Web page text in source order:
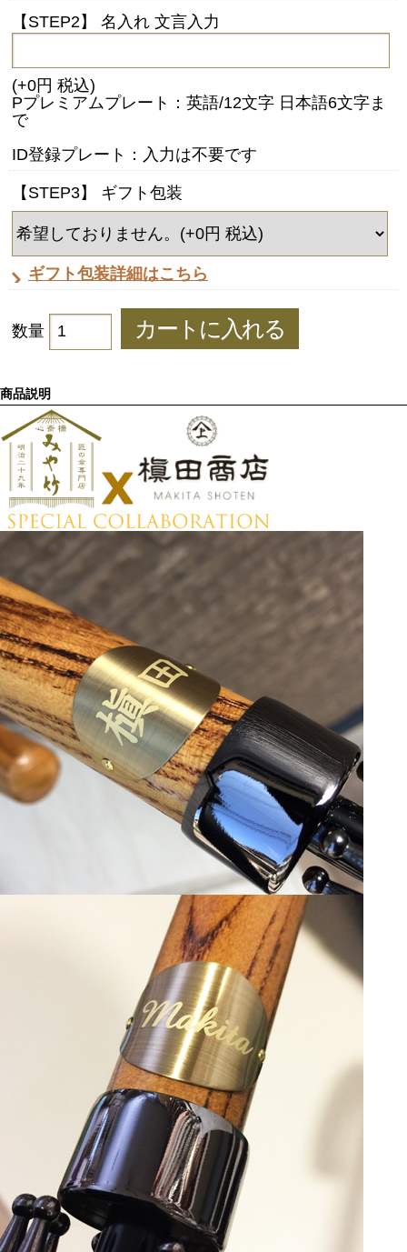
【STEP2】 名入れ 文言入力
(+0円 税込)
Pプレミアムプレート：英語/12文字 日本語6文字ま
で
ID登録プレート：入力は不要です
【STEP3】 ギフト包装
ギフト包装詳細はこちら
数量
商品説明